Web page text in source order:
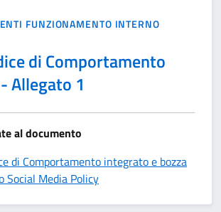
FUNZIONAMENTO INTERNO
di Comportamento
Allegato 1
al documento
di Comportamento integrato e bozza
Social Media Policy